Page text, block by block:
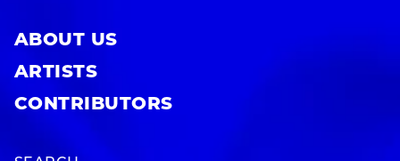
ABOUT US
ARTISTS
CONTRIBUTORS